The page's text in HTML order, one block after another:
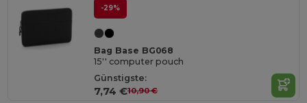
-29%
Bag Base BG068
15'' computer pouch
Günstigste:
7,74 €10,90 €